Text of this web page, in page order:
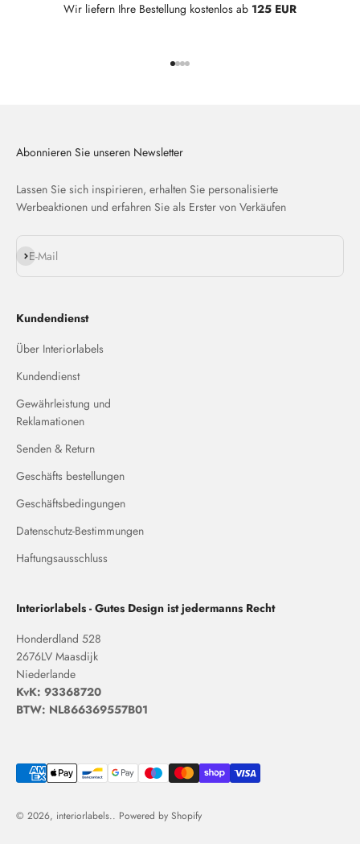
Wir liefern Ihre Bestellung kostenlos ab 125 EUR
Abonnieren Sie unseren Newsletter
Lassen Sie sich inspirieren, erhalten Sie personalisierte
Werbeaktionen und erfahren Sie als Erster von Verkäufen
E-Mail
Abonnieren
Kundendienst
Über Interiorlabels
Kundendienst
Gewährleistung und
Reklamationen
Senden & Return
Geschäfts bestellungen
Geschäftsbedingungen
Datenschutz-Bestimmungen
Haftungsausschluss
Interiorlabels - Gutes Design ist jedermanns Recht
Honderdland 528
2676LV Maasdijk
Niederlande
KvK: 93368720
BTW: NL866369557B01
© 2026, interiorlabels.. Powered by Shopify